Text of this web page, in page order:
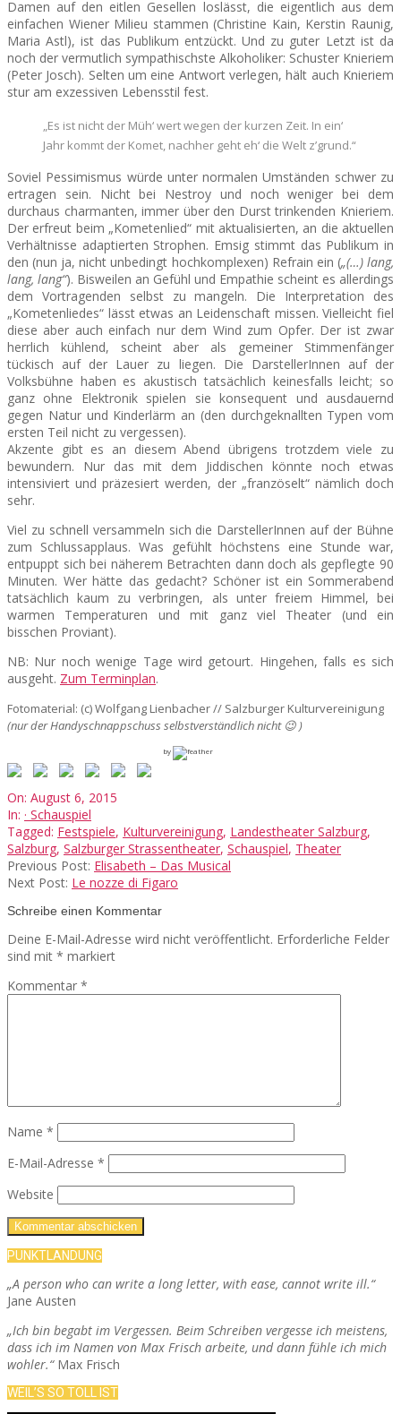
Damen auf den eitlen Gesellen loslässt, die eigentlich aus dem
einfachen Wiener Milieu stammen (Christine Kain, Kerstin Raunig,
Maria Astl), ist das Publikum entzückt. Und zu guter Letzt ist da
noch der vermutlich sympathischste Alkoholiker: Schuster Knieriem
(Peter Josch). Selten um eine Antwort verlegen, hält auch Knieriem
stur am exzessiven Lebensstil fest.
„Es ist nicht der Müh‘ wert wegen der kurzen Zeit. In ein‘
Jahr kommt der Komet, nachher geht eh‘ die Welt z’grund.“
Soviel Pessimismus würde unter normalen Umständen schwer zu
ertragen sein. Nicht bei Nestroy und noch weniger bei dem
durchaus charmanten, immer über den Durst trinkenden Knieriem.
Der erfreut beim „Kometenlied“ mit aktualisierten, an die aktuellen
Verhältnisse adaptierten Strophen. Emsig stimmt das Publikum in
den (nun ja, nicht unbedingt hochkomplexen) Refrain ein („(…) lang,
lang, lang“). Bisweilen an Gefühl und Empathie scheint es allerdings
dem Vortragenden selbst zu mangeln. Die Interpretation des
„Kometenliedes“ lässt etwas an Leidenschaft missen. Vielleicht fiel
diese aber auch einfach nur dem Wind zum Opfer. Der ist zwar
herrlich kühlend, scheint aber als gemeiner Stimmenfänger
tückisch auf der Lauer zu liegen. Die DarstellerInnen auf der
Volksbühne haben es akustisch tatsächlich keinesfalls leicht; so
ganz ohne Elektronik spielen sie konsequent und ausdauernd
gegen Natur und Kinderlärm an (den durchgeknallten Typen vom
ersten Teil nicht zu vergessen).
Akzente gibt es an diesem Abend übrigens trotzdem viele zu
bewundern. Nur das mit dem Jiddischen könnte noch etwas
intensiviert und präzesiert werden, der „französelt“ nämlich doch
sehr.
Viel zu schnell versammeln sich die DarstellerInnen auf der Bühne
zum Schlussapplaus. Was gefühlt höchstens eine Stunde war,
entpuppt sich bei näherem Betrachten dann doch als gepflegte 90
Minuten. Wer hätte das gedacht? Schöner ist ein Sommerabend
tatsächlich kaum zu verbringen, als unter freiem Himmel, bei
warmen Temperaturen und mit ganz viel Theater (und ein
bisschen Proviant).
NB: Nur noch wenige Tage wird getourt. Hingehen, falls es sich
ausgeht. Zum Terminplan.
Fotomaterial: (c) Wolfgang Lienbacher // Salzburger Kulturvereinigung
(nur der Handyschnappschuss selbstverständlich nicht 😉 )
by
2015-
08-
06
On: August 6, 2015
In: · Schauspiel
Tagged: Festspiele, Kulturvereinigung, Landestheater Salzburg,
Salzburg, Salzburger Strassentheater, Schauspiel, Theater
Previous Post: Elisabeth – Das Musical
Next Post: Le nozze di Figaro
Schreibe einen Kommentar
Deine E-Mail-Adresse wird nicht veröffentlicht. Erforderliche Felder
sind mit * markiert
Kommentar *
Name *
E-Mail-Adresse *
Website
PUNKTLANDUNG
„A person who can write a long letter, with ease, cannot write ill.“
Jane Austen
„Ich bin begabt im Vergessen. Beim Schreiben vergesse ich meistens,
dass ich im Namen von Max Frisch arbeite, und dann fühle ich mich
wohler.“Max Frisch
WEIL’S SO TOLL IST